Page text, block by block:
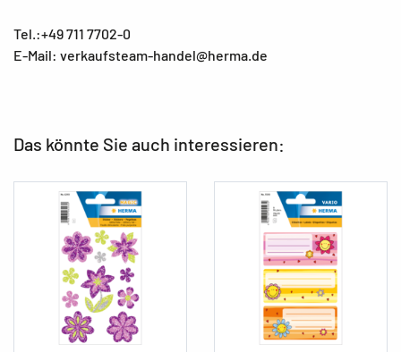
Tel.:+49 711 7702-0
E-Mail: verkaufsteam-handel@herma.de
Das könnte Sie auch interessieren: